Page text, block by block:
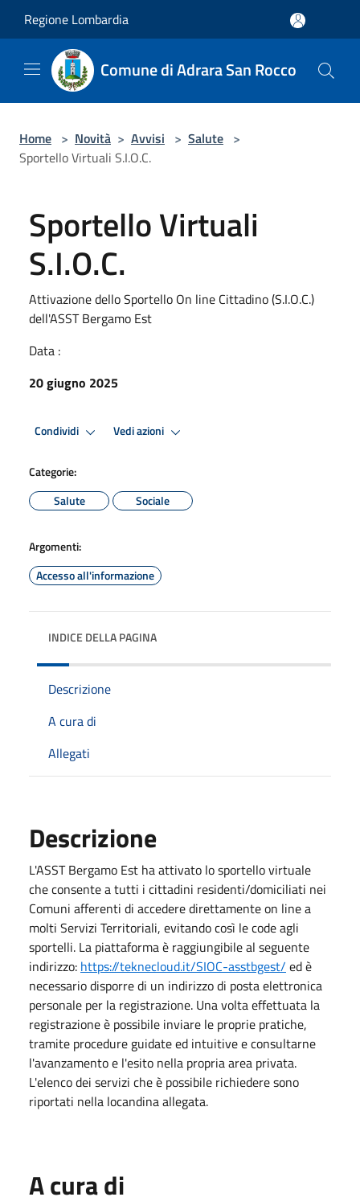
Regione Lombardia
Comune di Adrara San Rocco
Home > Novità > Avvisi > Salute >
Sportello Virtuali S.I.O.C.
Sportello Virtuali
S.I.O.C.
Attivazione dello Sportello On line Cittadino (S.I.O.C.)
dell'ASST Bergamo Est
Data :
20 giugno 2025
Condividi Vedi azioni
Categorie:
Salute
Sociale
Argomenti:
Accesso all'informazione
INDICE DELLA PAGINA
Descrizione
A cura di
Allegati
Descrizione
L'ASST Bergamo Est ha attivato lo sportello virtuale
che consente a tutti i cittadini residenti/domiciliati nei
Comuni afferenti di accedere direttamente on line a
molti Servizi Territoriali, evitando così le code agli
sportelli. La piattaforma è raggiungibile al seguente
indirizzo: https://teknecloud.it/SIOC-asstbgest/ ed è
necessario disporre di un indirizzo di posta elettronica
personale per la registrazione. Una volta effettuata la
registrazione è possibile inviare le proprie pratiche,
tramite procedure guidate ed intuitive e consultarne
l'avanzamento e l'esito nella propria area privata.
L'elenco dei servizi che è possibile richiedere sono
riportati nella locandina allegata.
A cura di